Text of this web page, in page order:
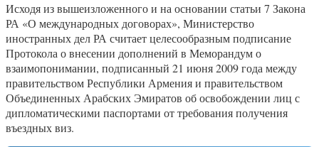
Исходя из вышеизложенного и на основании статьи 7 Закона
РА «О международных договорах», Министерство
иностранных дел РА считает целесообразным подписание
Протокола о внесении дополнений в Меморандум о
взаимопонимании, подписанный 21 июня 2009 года между
правительством Республики Армения и правительством
Объединенных Арабских Эмиратов об освобождении лиц с
дипломатическими паспортами от требования получения
въездных виз.